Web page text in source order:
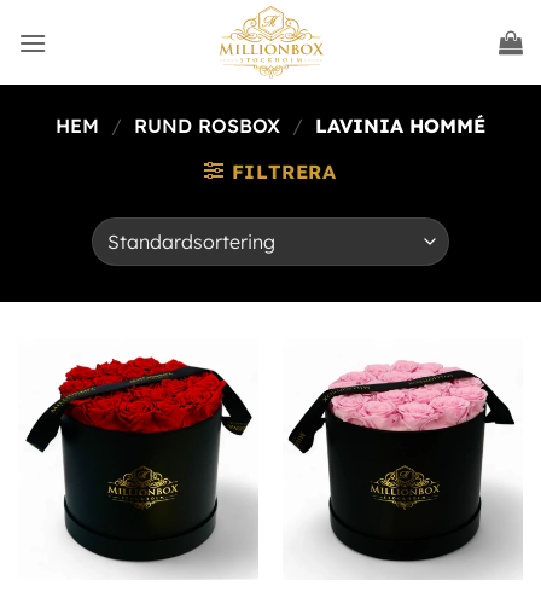
HEM / RUND ROSBOX / LAVINIA HOMMÉ
FILTRERA